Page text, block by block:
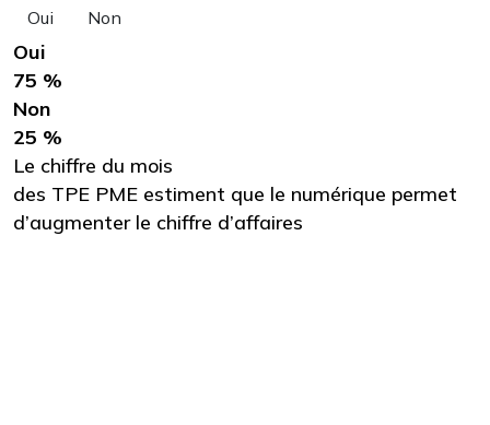
Oui Non
Oui
75 %
Non
25 %
Le chiffre du mois
des TPE PME estiment que le numérique permet
d’augmenter le chiffre d’affaires